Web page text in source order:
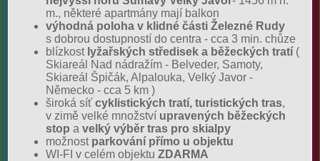
m., některé apartmány mají balkon
výhodná poloha v klidné části Železné Rudy
s dobrou dostupností do centra - cca 3 min. chůze
blízkostlyžařských středisek a běžeckých tratí (
Skiareál Nad nádražím - Belveder, Samoty,
Skiareál Špičák, Alpalouka, Velký Javor -
Německo - cca 5 km )
široká síť cyklistických tratí, turistických tras,
v zimě velké množství upravených běžeckých
stop a velký výběr tras pro skialpy
možnost parkování přímo u objektu
WI-FI v celém objektu ZDARMA